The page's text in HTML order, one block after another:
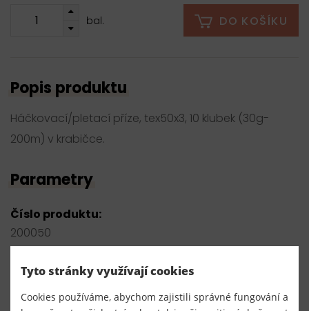
bal. DO KOŠÍKU
Popis produktu
Háčkovací/pletací příze, tex50x3, 10 klubek (30g-
200m) v krabičce.
Parametry
Číslo produktu:
200050
Český výrobce
Tyto stránky využívají cookies
Cookies používáme, abychom zajistili správné fungování a